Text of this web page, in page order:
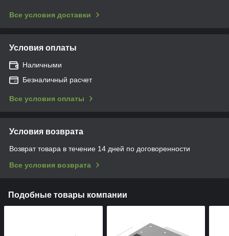
Все условия доставки
Условия оплаты
Наличными
Безналичный расчет
Все условия оплаты
Условия возврата
Возврат товара в течение 14 дней по договоренности
Все условия возврата
Подобные товары компании